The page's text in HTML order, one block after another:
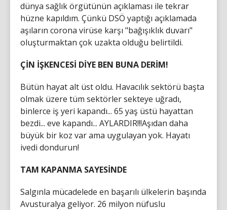
dünya sağlık örgütünün açıklaması ile tekrar
hüzne kapıldım. Çünkü DSÖ yaptığı açıklamada
aşıların corona virüse karşı "bağışıklık duvarı"
oluşturmaktan çok uzakta olduğu belirtildi.
ÇİN İŞKENCESİ DİYE BEN BUNA DERİM!
Bütün hayat alt üst oldu. Havacılık sektörü başta
olmak üzere tüm sektörler sekteye uğradı,
binlerce iş yeri kapandı... 65 yaş üstü hayattan
bezdi... eve kapandı... AYLARDIR!!!Aşıdan daha
büyük bir koz var ama uygulayan yok. Hayatı
ivedi dondurun!
TAM KAPANMA SAYESİNDE
Salgınla mücadelede en başarılı ülkelerin başında
Avusturalya geliyor. 26 milyon nüfuslu